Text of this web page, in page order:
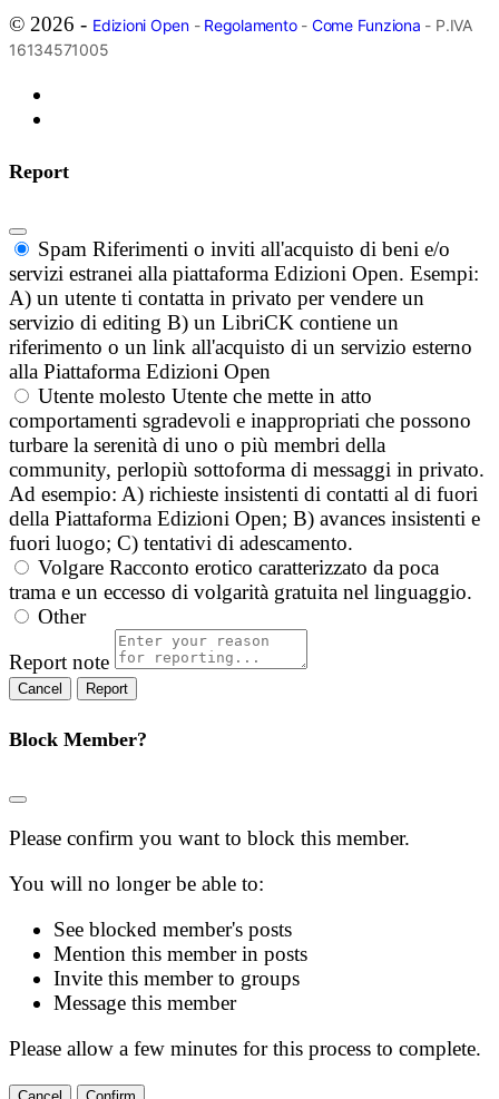
© 2026 - Edizioni Open- Regolamento- Come Funziona - P.IVA
16134571005
Report
Spam Riferimenti o inviti all'acquisto di beni e/o
servizi estranei alla piattaforma Edizioni Open. Esempi:
A) un utente ti contatta in privato per vendere un
servizio di editing B) un LibriCK contiene un
riferimento o un link all'acquisto di un servizio esterno
alla Piattaforma Edizioni Open
Utente molesto Utente che mette in atto
comportamenti sgradevoli e inappropriati che possono
turbare la serenità di uno o più membri della
community, perlopiù sottoforma di messaggi in privato.
Ad esempio: A) richieste insistenti di contatti al di fuori
della Piattaforma Edizioni Open; B) avances insistenti e
fuori luogo; C) tentativi di adescamento.
Volgare Racconto erotico caratterizzato da poca
trama e un eccesso di volgarità gratuita nel linguaggio.
Other
Report note
Report
Block Member?
Please confirm you want to block this member.
You will no longer be able to:
See blocked member's posts
Mention this member in posts
Invite this member to groups
Message this member
Please allow a few minutes for this process to complete.